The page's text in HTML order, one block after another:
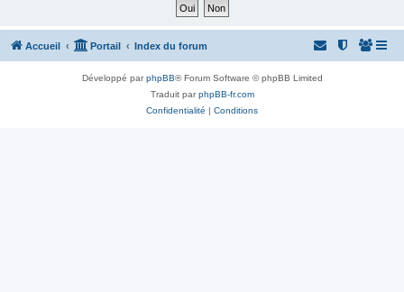
Accueil Portail Index du forum
Développé parphpBB® Forum Software © phpBB Limited
Traduit parphpBB-fr.com
Confidentialité | Conditions